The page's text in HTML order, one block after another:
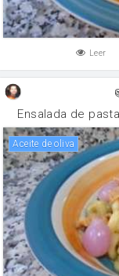
Leer
Ensalada de
aceite de oliva